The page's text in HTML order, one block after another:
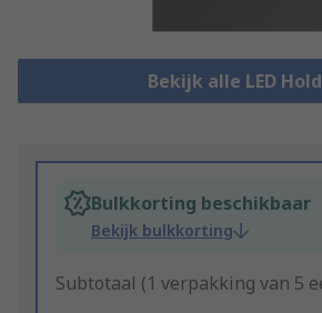
Bekijk alle LED
Bulkkorting beschikbaar
Bekijk bulkkorting
Subtotaal (1 verpakking van 5